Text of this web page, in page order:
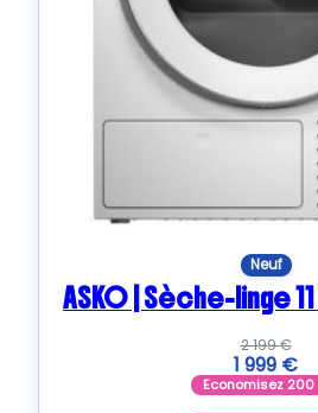
Neuf
ASKO | Sèche-linge 11
2 199€
1 999 €
Economisez 200